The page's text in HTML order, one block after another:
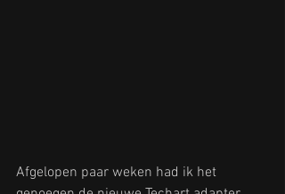
Afgelopen paar weken had ik het